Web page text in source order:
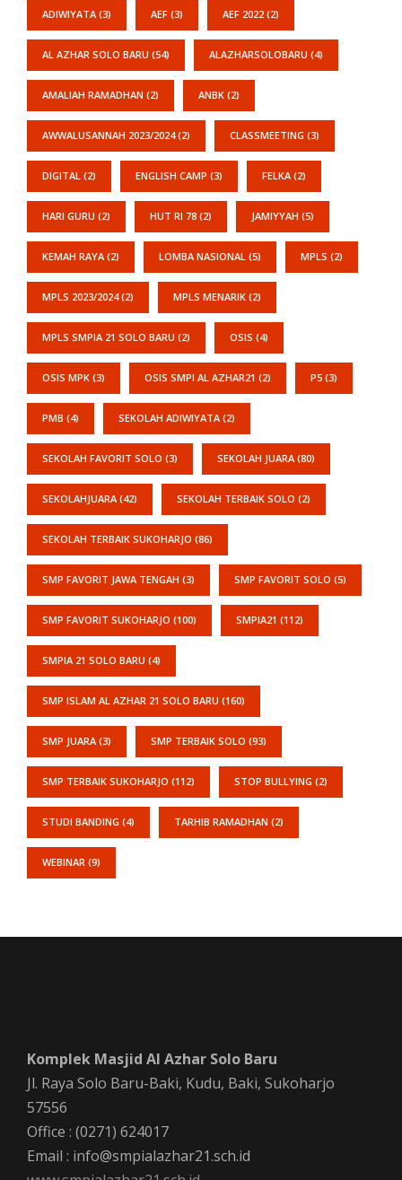
ADIWIYATA (3) AEF (3) AEF 2022 (2)
AL AZHAR SOLO BARU (54) ALAZHARSOLOBARU (4)
AMALIAH RAMADHAN (2) ANBK (2)
AWWALUSANNAH 2023/2024(2) CLASSMEETING (3)
DIGITAL (2) ENGLISH CAMP (3) FELKA (2)
HARI GURU (2) HUT RI 78 (2) JAMIYYAH (5)
KEMAH RAYA (2) LOMBA NASIONAL (5) MPLS (2)
MPLS 2023/2024(2) MPLS MENARIK (2)
MPLS SMPIA 21 SOLO BARU (2) OSIS (4)
OSIS MPK (3) OSIS SMPI AL AZHAR21 (2) P5 (3)
PMB (4) SEKOLAH ADIWIYATA (2)
SEKOLAH FAVORIT SOLO (3) SEKOLAH JUARA (80)
SEKOLAHJUARA (42) SEKOLAH TERBAIK SOLO (2)
SEKOLAH TERBAIK SUKOHARJO (86)
SMP FAVORIT JAWA TENGAH (3) SMP FAVORIT SOLO (5)
SMP FAVORIT SUKOHARJO (100) SMPIA21 (112)
SMPIA 21 SOLO BARU (4)
SMP ISLAM AL AZHAR 21 SOLO BARU (160)
SMP JUARA (3) SMP TERBAIK SOLO (93)
SMP TERBAIK SUKOHARJO (112) STOP BULLYING (2)
STUDI BANDING (4) TARHIB RAMADHAN (2)
WEBINAR (9)
Komplek Masjid Al Azhar Solo Baru
Jl. Raya Solo Baru-Baki, Kudu, Baki, Sukoharjo
57556
Office : (0271) 624017
Email : info@smpialazhar21.sch.id